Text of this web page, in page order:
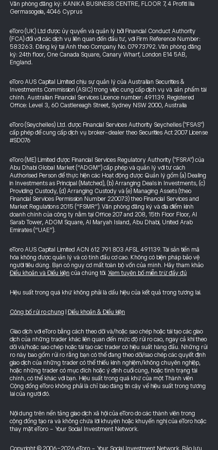
Văn phòng đăng ký: KANIKA BUSINESS CENTRE, FLOOR 7, 4 Profiti Ilia
Germasogeia, 4046 Cyprus
eToro (UK) Ltd được ủy quyền và quản lý bởi Financial Conduct Authority
(FCA) đối với các dịch vụ liên quan đến đầu tư, với Firm Reference Number:
583263. Đăng ký tại Anh theo Company No. 07973792. Văn phòng đăng
ký: 24th floor, One Canada Square, Canary Wharf, London E14 5AB,
England.
eToro AUS Capital Limited chịu sự quản lý của Australian Securities &
Investments Commission (ASIC) trong việc cung cấp dịch vụ và sản phẩm tài
chính. Australian Financial Services Licence number: 491139. Registered
Office: Level 3, 60 Castlereagh Street, Sydney NSW 2000, Australia
eToro (Seychelles) Ltd. được Financial Services Authority Seychelles ("FSAS")
cấp phép để cung cấp dịch vụ broker-dealer theo Securities Act 2007 License
#SD076
eToro (ME) Limited được Financial Services Regulatory Authority ("FSRA") của
Abu Dhabi Global Market (“ADGM”) cấp phép và quản lý với tư cách
Authorised Person để thực hiện các Hoạt động được Quản lý gồm (a) Dealing
in Investments as Principal (Matched), (b) Arranging Deals in Investments, (c)
Providing Custody, (d) Arranging Custody và (e) Managing Assets (theo
Financial Services Permission Number 220073) theo Financial Services and
Market Regulations 2015 (“FSMR”). Văn phòng đăng ký và địa điểm kinh
doanh chính của công ty nằm tại Office 207 and 208, 15th Floor Floor, Al
Sarab Tower, ADGM Square, Al Maryah Island, Abu Dhabi, United Arab
Emirates (“UAE”).
eToro AUS Capital Limited ACN 612 791 803 AFSL 491139. Tài sản tiền mã
hóa không được quản lý và có tính đầu cơ cao. Không có biện pháp bảo vệ
người tiêu dùng. Bạn có nguy cơ mất toàn bộ vốn của mình. Hãy tham khảo
Điều khoản và Điều kiện của chúng tôi. Xem tuyên bố miễn trừ đầy đủ
Hiệu suất trong quá khứ không phải là dấu hiệu của kết quả trong tương lai.
Công bố rủi ro chung Điều khoản & Điều kiện
Giao dịch với eToro bằng cách theo dõi và/hoặc sao chép hoặc tái tạo các giao
dịch của những trader khác liên quan đến mức độ rủi ro cao, ngay cả khi theo
dõi và/hoặc sao chép hoặc tái tạo các trader có hiệu suất hàng đầu. Những rủi
ro này bao gồm rủi ro rằng bạn có thể đang theo dõi/sao chép các quyết định
giao dịch của những trader có thể thiếu kinh nghiệm/không chuyên nghiệp,
hoặc những trader có mục đích hoặc ý định cuối cùng, hoặc tình trạng tài
chính, có thể khác với bạn. Hiệu suất trong quá khứ của một Thành viên
Cộng đồng eToro không phải là chỉ báo đáng tin cậy về hiệu suất trong tương
lai của người đó.
Nội dung trên nền tảng giao dịch xã hội của eToro do các thành viên trong
cộng đồng tạo ra và không chứa lời khuyên hoặc khuyến nghị của eToro hoặc
thay mặt eToro - Your Social Investment Network.
Copyright © 2006-2026 eToro - Your Social Investment Network, Bảo lưu